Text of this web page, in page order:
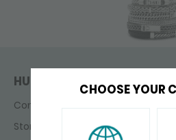
CHOOSE YOUR
HULP & CONTACT
Contact
Storefinder